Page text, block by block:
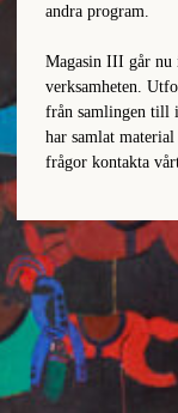
andra program.
Magasin III går nu
verksamheten.
från samlingen till
har samlat
frågor kontakta